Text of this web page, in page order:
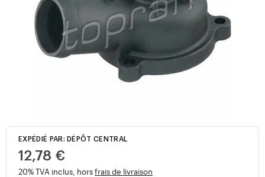
EXPÉDIÉ PAR: DÉPÔT CENTRAL
12,78 €
20% TVA inclus, horsfrais de livraison